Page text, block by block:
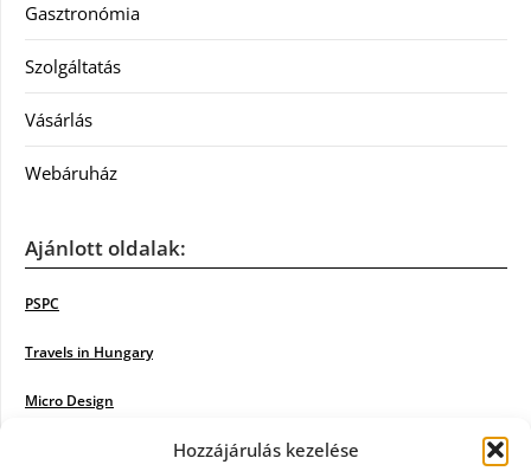
Hozzájárulás kezelése
Gasztronómia
Szolgáltatás
Vásárlás
Webáruház
Ajánlott oldalak:
PSPC
Travels in Hungary
Micro Design